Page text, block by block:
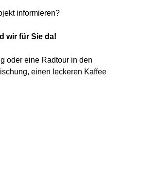
informieren?
wir für Sie da!
oder eine Radtour in den
einen leckeren Kaffee